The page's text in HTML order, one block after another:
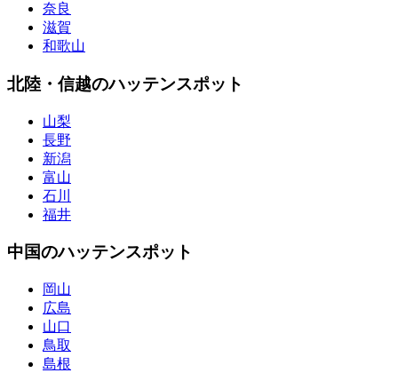
奈良
滋賀
和歌山
北陸・信越のハッテンスポット
山梨
長野
新潟
富山
石川
福井
中国のハッテンスポット
岡山
広島
山口
鳥取
島根